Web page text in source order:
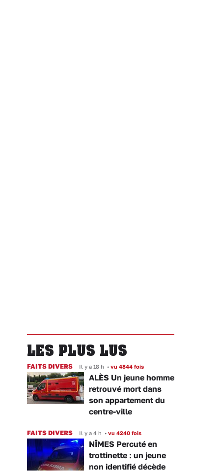
LES PLUS LUS
FAITS DIVERS Il y a 18 h • vu 4844 fois
ALÈS Un jeune homme
retrouvé mort dans
son appartement du
centre-ville
FAITS DIVERS Il y a 4 h • vu 4240 fois
NÎMES Percuté en
trottinette : un jeune
non identifié décède